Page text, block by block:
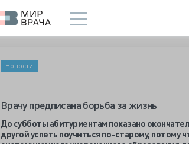
Новости
Врачу предписана борьба за жизнь
До субботы абитуриентам показано
другой успеть поучиться по-старому, потому